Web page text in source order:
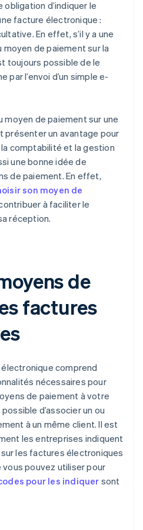
obligation d’indiquer le
facture électronique :
En effet, s’il y a une
moyen de paiement sur la
toujours possible de le
par l’envoi d’un simple e-
moyen de paiement sur une
un avantage pour
comptabilité et la gestion
une bonne idée de
de paiement. En effet,
son moyen de
à faciliter le
réception.
de
factures
comprend
nécessaires pour
de paiement à votre
d’associer un ou
à un même client. Il est
les entreprises indiquent
les factures électroniques
vous pouvez utiliser pour
pour les indiquersont